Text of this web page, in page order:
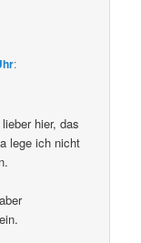
:
hier, das
lege ich nicht